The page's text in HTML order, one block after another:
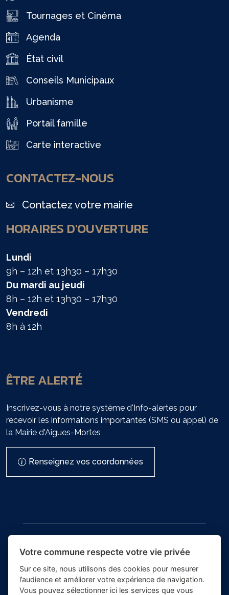
Tournages et Cinéma
Agenda
État civil
Conseils Municipaux
Urbanisme
Portail famille
Carte interactive
CONTACTEZ-NOUS
Contactez votre mairie
HORAIRES D'OUVERTURE
Lundi
9h – 12h et 13h30 – 17h30
Du mardi au jeudi
8h – 12h et 13h30 – 17h30
Vendredi
8h à 12h
ÊTRE ALERTÉ
Inscrivez-vous à notre système d'Info-alertes pour
recevoir les informations importantes (SMS ou appel) de
la Mairie d'Aigues-Mortes
Renseignez vos coordonnées
Place du village la solution web
- Mairie
d'Aigues-
Votre commune respecte votre vie privée
Sur ce site, nous utilisons des cookies pour mesurer
l’audience et améliorer votre expérience de navigation.
Vous pouvez sélectionner ici les services que vous